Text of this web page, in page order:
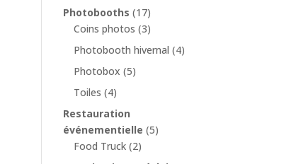
Photobooths (17)
Coins photos (3)
Photobooth hivernal (4)
Photobox (5)
Toiles (4)
Restauration
événementielle (5)
Food Truck (2)